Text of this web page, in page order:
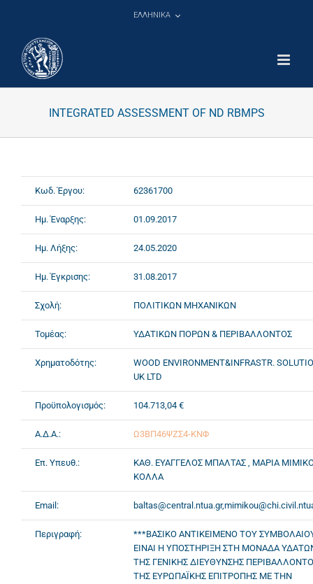
ΕΛΛΗΝΙΚΑ
INTEGRATED ASSESSMENT OF ND RBMPS
Κωδ. Έργου: 62361700
Ημ. Έναρξης: 01.09.2017
Ημ. Λήξης: 24.05.2020
Ημ. Έγκρισης: 31.08.2017
Σχολή: ΠΟΛΙΤΙΚΩΝ ΜΗΧΑΝΙΚΩΝ
Τομέας: ΥΔΑΤΙΚΩΝ ΠΟΡΩΝ & ΠΕΡΙΒΑΛΛΟΝΤΟΣ
Χρηματοδότης:
WOOD ENVIRONMENT&INFRASTR.
UK LTD
Προϋπολογισμός: 104.713,04 €
Α.Δ.Α.: Ω3ΒΠ46ΨΖΣ4-ΚΝΦ
Επ. Υπευθ.:
ΚΑΘ. ΕΥΑΓΓΕΛΟΣ ΜΠΑΛΤΑΣ , ΜΑΡΙΑ
ΚΟΛΛΑ
Email:
Περιγραφή:
***ΒΑΣΙΚΟ ΑΝΤΙΚΕΙΜΕΝΟ ΤΟΥ
ΕΙΝΑΙ Η ΥΠΟΣΤΗΡΙΞΗ ΣΤΗ ΜΟΝΑΔΑ
ΤΗΣ ΓΕΝΙΚΗΣ ΔΙΕΥΘΥΝΣΗΣ
ΤΗΣ ΕΥΡΩΠΑΪΚΗΣ ΕΠΙΤΡΟΠΗΣ ΜΕ ΤΗΝ